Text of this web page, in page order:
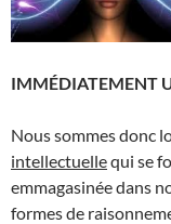
IMMÉDIATEMENT
Nous sommes donc
intellectuellequi se
emmagasinée dans
formes de